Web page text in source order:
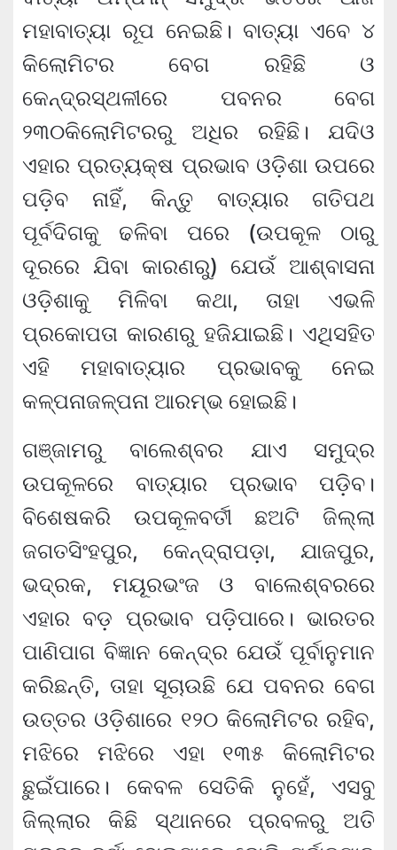
ମହାବାତ୍ୟା ରୂପ ନେଇଛି। ବାତ୍ୟା ଏବେ ୪
କିଲୋମିଟର ବେଗ ରହିଛି ଓ
କେନ୍ଦ୍ରସ୍ଥଳୀରେ ପବନର ବେଗ
୨୩୦କିଲୋମିଟରରୁ ଅଧିର ରହିଛି। ଯଦିଓ
ଏହାର ପ୍ରତ୍ୟକ୍ଷ ପ୍ରଭାବ ଓଡ଼ିଶା ଉପରେ
ପଡ଼ିବ ନାହିଁ, କିନ୍ତୁ ବାତ୍ୟାର ଗତିପଥ
ପୂର୍ବଦିଗକୁ ଢଳିବା ପରେ (ଉପକୂଳ ଠାରୁ
ଦୂରରେ ଯିବା କାରଣରୁ) ଯେଉଁ ଆଶ୍ବାସନା
ଓଡ଼ିଶାକୁ ମିଳିବା କଥା, ତାହା ଏଭଳି
ପ୍ରକୋପତା କାରଣରୁ ହଜିଯାଇଛି। ଏଥିସହିତ
ଏହି ମହାବାତ୍ୟାର ପ୍ରଭାବକୁ ନେଇ
କଳ୍ପନାଜଳ୍ପନା ଆରମ୍ଭ ହୋଇଛି।
ଗଞ୍ଜାମରୁ ବାଲେଶ୍ବର ଯାଏ ସମୁଦ୍ର
ଉପକୂଳରେ ବାତ୍ୟାର ପ୍ରଭାବ ପଡ଼ିବ।
ବିଶେଷକରି ଉପକୂଳବର୍ତୀ ଛଅଟି ଜିଲ୍ଲା
ଜଗତସିଂହପୁର, କେନ୍ଦ୍ରାପଡ଼ା, ଯାଜପୁର,
ଭଦ୍ରକ, ମୟୂରଭଂଜ ଓ ବାଲେଶ୍ବରରେ
ଏହାର ବଡ଼ ପ୍ରଭାବ ପଡ଼ିପାରେ। ଭାରତର
ପାଣିପାଗ ବିଜ୍ଞାନ କେନ୍ଦ୍ର ଯେଉଁ ପୂର୍ବାନୁମାନ
କରିଛନ୍ତି, ତାହା ସୂଚାଉଛି ଯେ ପବନର ବେଗ
ଉତ୍ତର ଓଡ଼ିଶାରେ ୧୨୦ କିଲୋମିଟର ରହିବ,
ମଝିରେ ମଝିରେ ଏହା ୧୩୫ କିଲୋମିଟର
ଛୁଇଁପାରେ। କେବଳ ସେତିକି ନୁହେଁ, ଏସବୁ
ଜିଲ୍ଲାର କିଛି ସ୍ଥାନରେ ପ୍ରବଳରୁ ଅତି